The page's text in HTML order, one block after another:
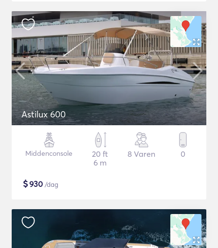
Astilux 600
Middenconsole
20 ft
6 m
8 Varen 0
$930 /dag